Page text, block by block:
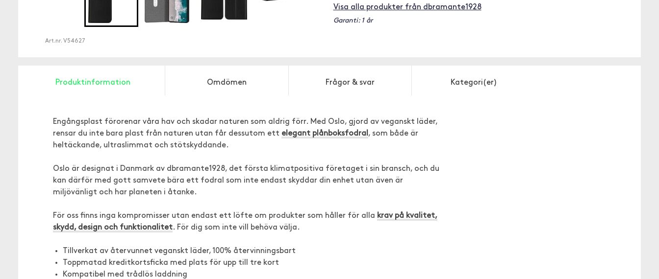
Art.nr. V54627
Visa alla produkter från dbramante1928
Garanti: 1 år
Produktinformation Omdömen Frågor & svar Kategori(er)
Engångsplast förorenar våra hav och skadar naturen som aldrig förr. Med Oslo, gjord av veganskt läder,
rensar du inte bara plast från naturen utan får dessutom ett elegant plånboksfodral , som både är
heltäckande, ultraslimmat och stötskyddande.
Oslo är designat i Danmark av dbramante1928, det första klimatpositiva företaget i sin bransch, och du
kan därför med gott samvete bära ett fodral som inte endast skyddar din enhet utan även är
miljövänligt och har planeten i åtanke.
För oss finns inga kompromisser utan endast ett löfte om produkter som håller för alla krav på kvalitet,
skydd, design och funktionalitet. För dig som inte vill behöva välja.
Tillverkat av återvunnet veganskt läder, 100% återvinningsbart
Toppmatad kreditkortsficka med plats för upp till tre kort
Kompatibel med trådlös laddning